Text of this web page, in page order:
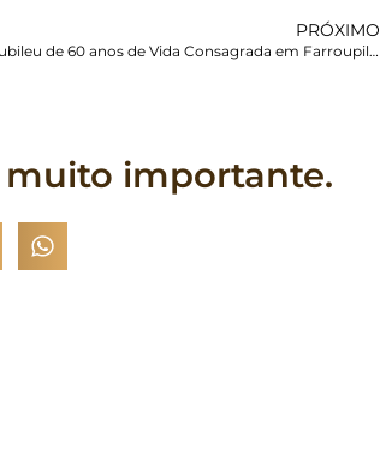
PRÓXIMO
Celebração do Jubileu de 60 anos de Vida Consagrada em Farroupilha/RS
muito importante.